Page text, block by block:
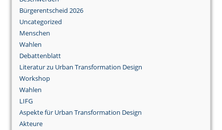
Bürgerentscheid 2026
Uncategorized
Menschen
Wahlen
Debattenblatt
Literatur zu Urban Transformation Design
Workshop
Wahlen
LIFG
Aspekte für Urban Transformation Design
Akteure